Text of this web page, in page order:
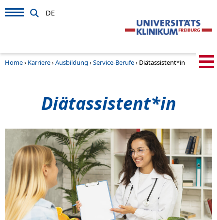
DE
Home› Karriere›Ausbildung ›Service-Berufe› Diätassistent*in
Diätassistent*in